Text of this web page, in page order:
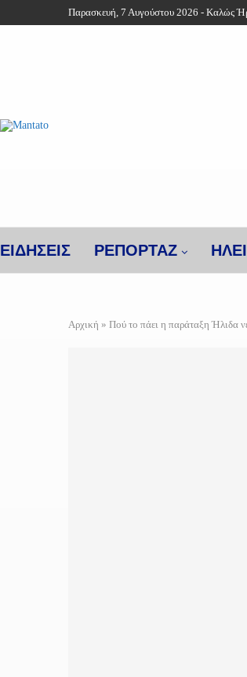
Παρασκευή, 7 Αυγούστου 2026 - Καλώς
ΕΙΔΗΣΕΙΣ ΡΕΠΟΡΤΑΖ
Αρχική » Πού το πάει η παράταξη Ήλιδα